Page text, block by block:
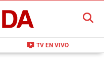
live_tv TV EN VIVO
BUSCAR